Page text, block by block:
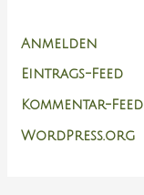
Anmelden
Eintrags-Feed
Kommentar-Feed
WordPress.org